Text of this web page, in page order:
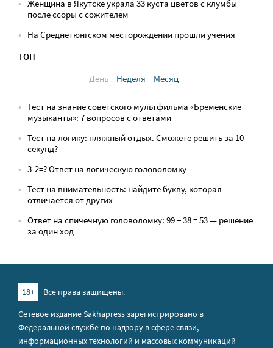
Женщина в Якутске украла 33 куста цветов с клумбы
после ссоры с сожителем
На Среднетюнгском месторождении прошли учения
ТОП
День
Неделя Месяц
Тест на знание советского мультфильма «Бременские
музыканты»: 7 вопросов с ответами
Тест на логику: пляжный отдых. Сможете решить за 10
секунд?
3-2=? Ответ на логическую головоломку
Тест на внимательность: найдите букву, которая
отличается от других
Ответ на спичечную головоломку: 99 − 38 = 53 — решение
за один ход
18+
Все права защищены.
Сетевое издание Sakhapress зарегистрировано в
Федеральной службе по надзору в сфере связи,
информационных технологий и массовых коммуникаций